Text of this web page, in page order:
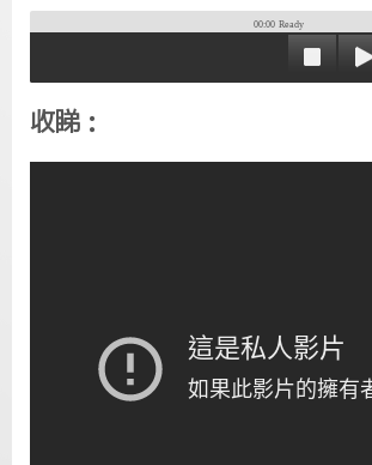
00:00 Ready
收睇：